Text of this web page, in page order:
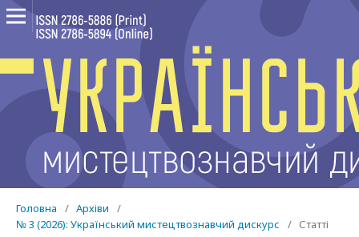
Головна / Архіви
/
№ 3 (2026): Український мистецтвознавчий дискурс
/ Статті